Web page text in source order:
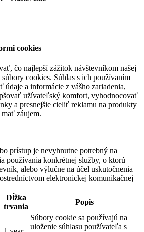
cookies
čo najlepší zážitok návštevníkom našej
cookies. Súhlas s ich používaním
údaje a informácie z vášho zariadenia,
užívateľský komfort, vyhodnocovať
a presnejšie cieliť reklamu na produkty
záujem.
prístup je nevyhnutne potrebný na
používania konkrétnej služby, o ktorú
alebo výlučne na účel uskutočnenia
elektronickej komunikačnej
Dĺžka
trvania
Popis
Súbory cookie sa používajú na
uloženie súhlasu používateľa s